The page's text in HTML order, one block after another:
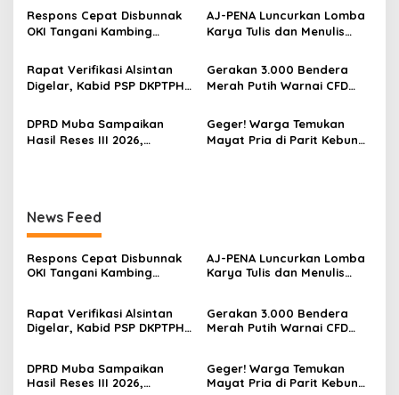
i
o
Respons Cepat Disbunnak
OKI Tangani Kambing
Peternak Diminta Waspadai
Penularan
‎AJ-PENA Luncurkan Lomba
Karya Tulis dan Menulis
Membangun Generasi
Jurnalis Muda Berdaya
Rapat Verifikasi Alsintan
Digelar, Kabid PSP DKPTPH
Sorotan Dugaan Gratifikasi
Gerakan 3.000 Bendera
Merah Putih Warnai CFD
HUT Ke-81 RI dengan
Semangat Persatuan
DPRD Muba Sampaikan
Hasil Reses III 2026,
Geger! Warga Temukan
Mayat Pria di Parit Kebun
News Feed
Respons Cepat Disbunnak
OKI Tangani Kambing
Penularan
‎AJ-PENA Luncurkan Lomba
Karya Tulis dan Menulis
Jurnalis Muda Berdaya
Saing
Rapat Verifikasi Alsintan
Digelar, Kabid PSP DKPTPH
Gerakan 3.000 Bendera
Merah Putih Warnai CFD
Semangat Persatuan
DPRD Muba Sampaikan
Hasil Reses III 2026,
Geger! Warga Temukan
Mayat Pria di Parit Kebun